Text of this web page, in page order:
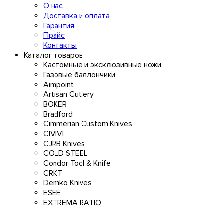
О нас
Доставка и оплата
Гарантия
Прайс
Контакты
Каталог товаров
Кастомные и эксклюзивные ножи
Газовые баллончики
Aimpoint
Artisan Cutlery
BOKER
Bradford
Cimmerian Custom Knives
CIVIVI
CJRB Knives
COLD STEEL
Condor Tool & Knife
CRKT
Demko Knives
ESEE
EXTREMA RATIO